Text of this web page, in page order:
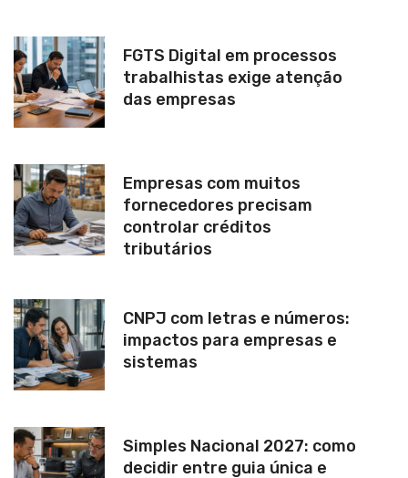
FGTS Digital em processos
trabalhistas exige atenção
das empresas
Empresas com muitos
fornecedores precisam
controlar créditos
tributários
CNPJ com letras e números:
impactos para empresas e
sistemas
Simples Nacional 2027: como
decidir entre guia única e